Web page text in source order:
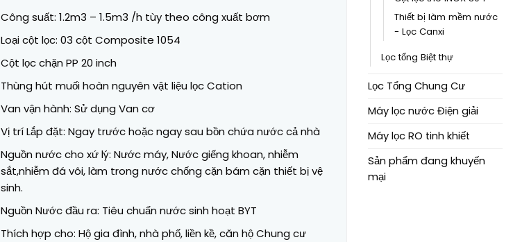
15.500.000₫.là:
12.500.000₫.
Công suất: 1.2m3 – 1.5m3 /h tùy theo công xuất bơm
Loại cột lọc: 03 cột Composite 1054
Cột lọc chặn PP 20 inch
Thùng hút muối hoàn nguyên vật liệu lọc Cation
Van vận hành: Sử dụng Van cơ
Vị trí Lắp đặt: Ngay trước hoặc ngay sau bồn chứa nước cả nhà
Nguồn nước cho xứ lý: Nước máy, Nước giếng khoan, nhiễm
sắt,nhiễm đá vôi, làm trong nước chống cặn bám cặn thiết bị vệ
sinh.
Nguồn Nước đầu ra: Tiêu chuẩn nước sinh hoạt BYT
Thích hợp cho: Hộ gia đình, nhà phố, liền kề, căn hộ Chung cư
Thiết bị làm mềm nước
- Lọc Canxi
Lọc tổng Biệt thự
Lọc Tổng Chung Cư
Máy lọc nước Điện giải
Máy lọc RO tinh khiết
Sản phẩm đang khuyến
mại